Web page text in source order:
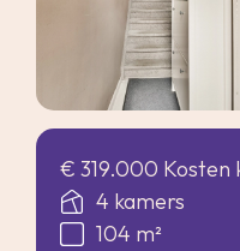
€ 319.000 Kosten
4 kamers
104 m²